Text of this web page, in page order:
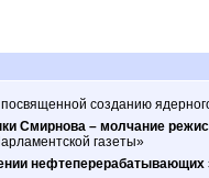
созданию
Смирнова – молчание
газеты»
нефтеперерабатывающих